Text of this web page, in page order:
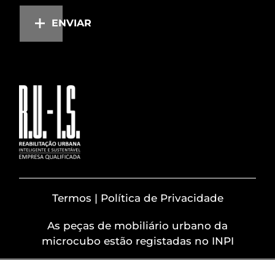
ENVIAR
Termos | Política de Privacidade
As peças de mobiliário urbano da
microcubo estão registadas no INPI